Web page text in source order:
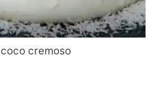
cremoso